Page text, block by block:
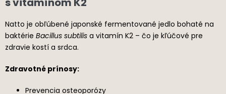
Natto je obľúbené japonské fermentované jedlo bohaté na
baktérie Bacillus subtilis a vitamín K2 – čo je kľúčové pre
zdravie kostí a srdca.
Zdravotné prínosy:
Prevencia osteoporózy